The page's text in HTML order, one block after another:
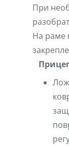
При
На раме